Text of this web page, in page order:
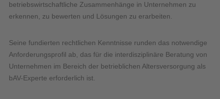
betriebswirtschaftliche Zusammenhänge in Unternehmen zu
erkennen, zu bewerten und Lösungen zu erarbeiten.
Seine fundierten rechtlichen Kenntnisse runden das notwendige
Anforderungsprofil ab, das für die interdisziplinäre Beratung von
Unternehmen im Bereich der betrieblichen Altersversorgung als
bAV-Experte erforderlich ist.